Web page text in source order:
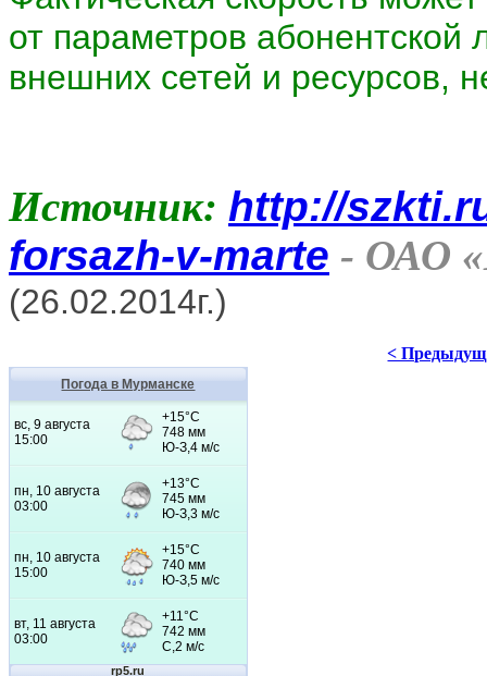
от параметров абонентской
внешних сетей и ресурсов,
Источник: http://
forsazh-v-marte - ОАО
(26.02.2014г.)
<
Погода в Мурманске